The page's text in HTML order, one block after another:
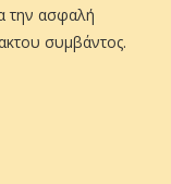
την ασφαλή
συμβάντος.